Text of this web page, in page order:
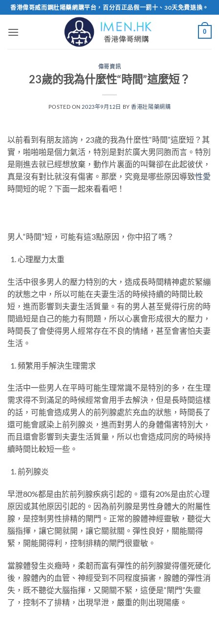
Skip
to
content
香港偉哥威而鋼壯陽藥網購平台，百分百正品假一罰十、30天免費退換。
0
偉哥資訊
23歲的我為什麼性“時間”這麼短？
POSTED ON 2023年9月12日 BY香港壯陽藥網購
以前看到有朋友諮詢，23歲的我為什麼性“時間”這麼短？其
實，啪啪啪是個力氣活，特別是對於廣大男同胞而言。特別
是剛進去就已經想放棄，動作片裏面的叫聲卻在此起彼伏，
真是沒有對比就沒有傷害。那麼，究竟是哪些原因導致性愛
時間短的呢？下面一起來看看吧！
男人“時間”短，可能有這3點原因，你中招了嗎？
心理壓力太重
生活中很多男人的壓力特別的大，造成長時間精神處於緊繃
的狀態之中，所以可能在夫妻生活的時候持續的時間比較
短，進而影響到夫妻生活質量。有的男人甚至覺得行房的時
間過短是自己的能力有問題，所以心裏會形成很大的壓力，
時間長了會使得男人經常存在不良的情緒，甚至會害怕夫妻
生活。
頻繁用手解決生理需求
生活中一些男人在平時可能生理常識不是特別的多，在生理
需求得不到滿足的時候經常會用手去解決，但是長時間這樣
的話，可能會造成男人的前列腺處於充血的狀態，時間長了
還可能會感染上前列腺炎，進而對男人的身體傷害特別大，
而且還會影響到夫妻生活質量，所以也會造成同房的時候持
續時間比較短一些。
前列腺炎
早泄80%都是由於前列腺疾病引起的。還有20%是由於心理
原因或其他原因引起的。因為前列腺是男性身體大的附屬性
腺，是控制男性排精的閘門。正常的腺體神經靈敏，聽從大
腦指揮，讓它開就開，讓它關就關。彈性良好，關能關得
緊，開能開得利，控制排精的閘門很靈敏。
當腺體發生炎癥時，柔韌而富有彈性的前列腺變得僵死硬化
後，腺體內的血管、神經受到不同程度損害，腺體的彈性消
失，既不聽從大腦指揮，又開關不緊，這便是“閘門”失靈
了，控制不了排精，出現早泄，嚴重的則出現陽痿。